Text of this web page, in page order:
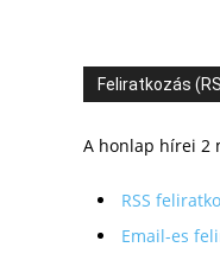
Feliratkozás
A honlap hírei 2
RSS
Email-es